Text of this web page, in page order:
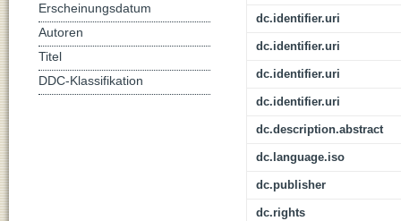
dc.identifier.uri
dc.identifier.uri
dc.identifier.uri
dc.identifier.uri
dc.description.abstract
dc.language.iso
dc.publisher
dc.rights
Erscheinungsdatum
Autoren
Titel
DDC-Klassifikation